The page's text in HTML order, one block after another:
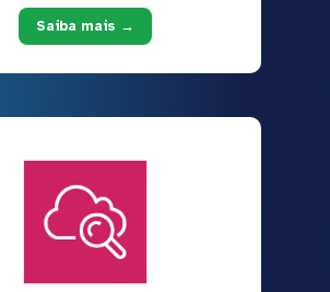
Saiba mais →